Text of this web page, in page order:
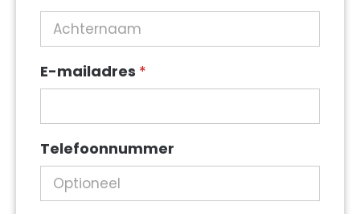
E-mailadres *
Telefoonnummer